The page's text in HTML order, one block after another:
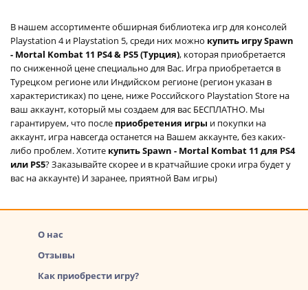
В нашем ассортименте обширная библиотека игр для консолей
Playstation 4 и Playstation 5, среди них можно купить игру Spawn
- Mortal Kombat 11 PS4 & PS5 (Турция), которая приобретается
по сниженной цене специально для Вас. Игра приобретается в
Турецком регионе или Индийском регионе (регион указан в
характеристиках) по цене, ниже Российского Playstation Store на
ваш аккаунт, который мы создаем для вас БЕСПЛАТНО. Мы
гарантируем, что после приобретения игры и покупки на
аккаунт, игра навсегда останется на Вашем аккаунте, без каких-
либо проблем. Хотите купить Spawn - Mortal Kombat 11 для PS4
или PS5? Заказывайте скорее и в кратчайшие сроки игра будет у
вас на аккаунте) И заранее, приятной Вам игры)
О нас
Отзывы
Как приобрести игру?